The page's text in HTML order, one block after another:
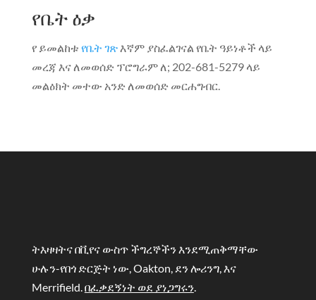
የቤት ዕቃ
የ ይመልከቱ የቤት ገጽእኛም ያስፈልገናል የቤት ዓይነቶች ላይ
መረጃ እና ለመወሰድ ፕሮግራም ለ; 202-681-5279 ላይ
መልዕክት መተው አንድ ለመወሰድ መርሐግብር.
ትእዛዛትና በቪየና ውስጥ ችግረኞችን እንደሚጠቅማቸው
ሁሉን-የበጎ ድርጅት ነው, Oakton, ደን ሎሪንግ, እና
Merrifield.በፈቃደኝነት ወደ ያነጋግሩን.